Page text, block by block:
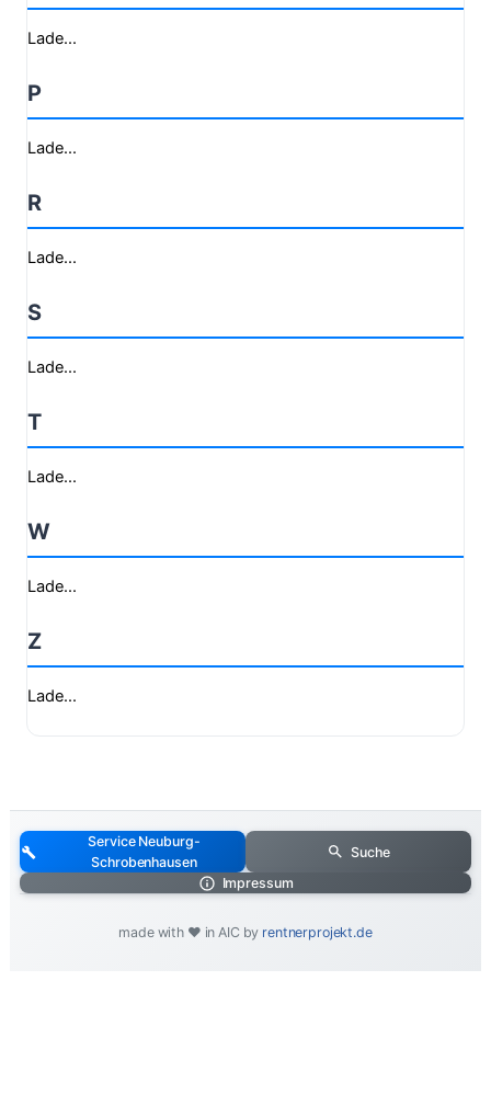
Lade...
P
Lade...
R
Lade...
S
Lade...
T
Lade...
W
Lade...
Z
Lade...
Service Neuburg-
Schrobenhausen
Suche
Impressum
made with ❤️ in AIC by rentnerprojekt.de